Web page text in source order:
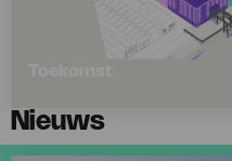
Lees
meer
Nieuws